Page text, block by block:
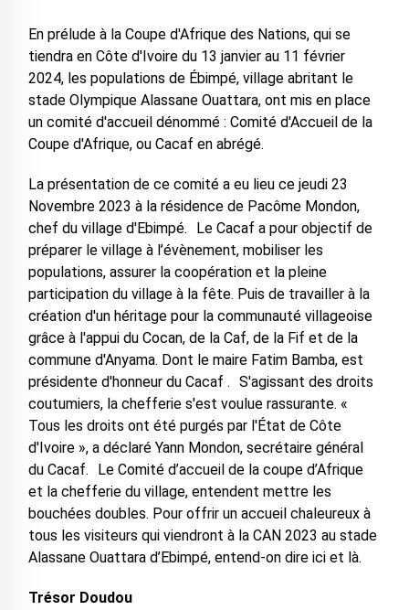
En prélude à la Coupe d'Afrique des Nations, qui se
tiendra en Côte d'Ivoire du 13 janvier au 11 février
2024, les populations de Ébimpé, village abritant le
stade Olympique Alassane Ouattara, ont mis en place
un comité d'accueil dénommé : Comité d'Accueil de la
Coupe d'Afrique, ou Cacaf en abrégé.
La présentation de ce comité a eu lieu ce jeudi 23
Novembre 2023 à la résidence de Pacôme Mondon,
chef du village d'Ebimpé. Le Cacaf a pour objectif de
préparer le village à l’évènement, mobiliser les
populations, assurer la coopération et la pleine
participation du village à la fête. Puis de travailler à la
création d'un héritage pour la communauté villageoise
grâce à l'appui du Cocan, de la Caf, de la Fif et de la
commune d'Anyama. Dont le maire Fatim Bamba, est
présidente d'honneur du Cacaf . S'agissant des droits
coutumiers, la chefferie s'est voulue rassurante. «
Tous les droits ont été purgés par l'État de Côte
d'Ivoire », a déclaré Yann Mondon, secrétaire général
du Cacaf. Le Comité d’accueil de la coupe d’Afrique
et la chefferie du village, entendent mettre les
bouchées doubles. Pour offrir un accueil chaleureux à
tous les visiteurs qui viendront à la CAN 2023 au stade
Alassane Ouattara d’Ebimpé, entend-on dire ici et là.
Trésor Doudou